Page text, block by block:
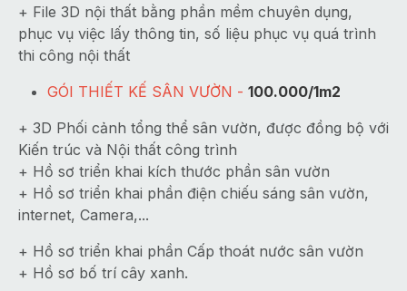
+ File 3D nội thất bằng phần mềm chuyên dụng,
phục vụ việc lấy thông tin, số liệu phục vụ quá trình
thi công nội thất
GÓI THIẾT KẾ SÂN VƯỜN - 100.000/1m2
+ 3D Phối cảnh tổng thể sân vườn, được đồng bộ với
Kiến trúc và Nội thất công trình
+ Hồ sơ triển khai kích thước phần sân vườn
+ Hồ sơ triển khai phần điện chiếu sáng sân vườn,
internet, Camera,...
+ Hồ sơ triển khai phần Cấp thoát nước sân vườn
+ Hồ sơ bố trí cây xanh.